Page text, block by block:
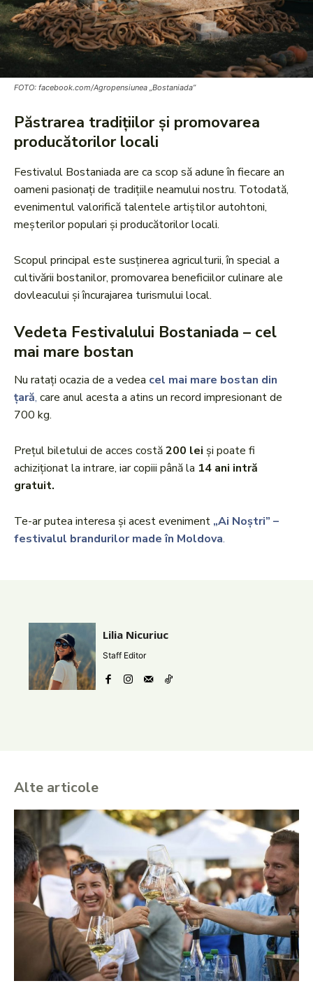
FOTO: facebook.com/Agropensiunea „Bostaniada”
Păstrarea tradițiilor și promovarea
producătorilor locali
Festivalul Bostaniada are ca scop să adune în fiecare an
oameni pasionați de tradițiile neamului nostru. Totodată,
evenimentul valorifică talentele artiștilor autohtoni,
meșterilor populari și producătorilor locali.
Scopul principal este susținerea agriculturii, în special a
cultivării bostanilor, promovarea beneficiilor culinare ale
dovleacului și încurajarea turismului local.
Vedeta Festivalului Bostaniada – cel
mai mare bostan
Nu ratați ocazia de a vedea cel mai mare bostan din
țară, care anul acesta a atins un record impresionant de
700 kg.
Prețul biletului de acces costă200 lei și poate fi
achiziționat la intrare, iar copiii până la 14 ani intră
gratuit.
Te-ar putea interesa și acest eveniment „Ai Noștri” –
festivalul brandurilor made în Moldova.
Lilia Nicuriuc
Staff Editor
Alte articole